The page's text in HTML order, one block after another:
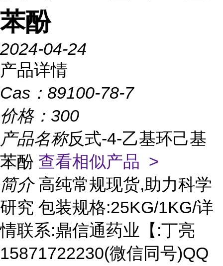
苯酚
2024-04-24
产品详情
Cas： 89100-78-7
价格： 300
产品名称反式-4-乙基环己基
苯酚 查看相似产品 >
简介 高纯常规现货,助力科学
研究 包装规格:25KG/1KG/详
情联系:鼎信通药业【:丁亮
15871722230(微信同号)QQ